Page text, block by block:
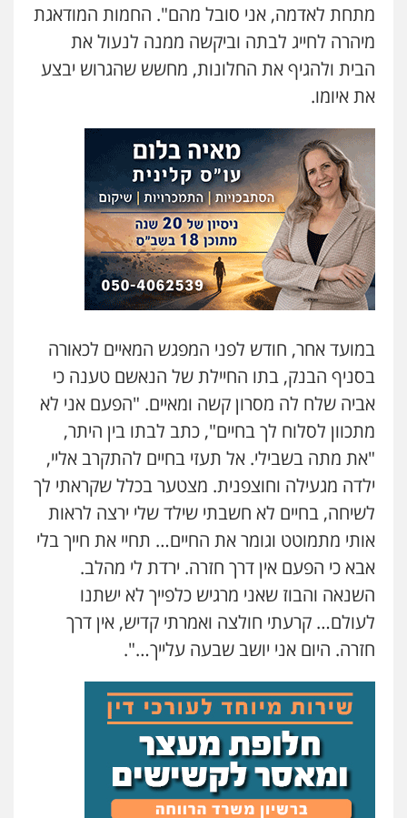
מתחת לאדמה, אני סובל מהם". החמות המודאגת
מיהרה לחייג לבתה וביקשה ממנה לנעול את
הבית ולהגיף את החלונות, מחשש שהגרוש יבצע
את איומו.
במועד אחר, חודש לפני המפגש המאיים לכאורה
בסניף הבנק, בתו החיילת של הנאשם טענה כי
אביה שלח לה מסרון קשה ומאיים. "הפעם אני לא
מתכוון לסלוח לך בחיים", כתב לבתו בין היתר,
"את מתה בשבילי. אל תעזי בחיים להתקרב אליי,
ילדה מגעילה וחוצפנית. מצטער בכלל שקראתי לך
לשיחה, בחיים לא חשבתי שילד שלי ירצה לראות
אותי מתמוטט וגומר את החיים… תחיי את חייך בלי
אבא כי הפעם אין דרך חזרה. ירדת לי מהלב.
השנאה והבוז שאני מרגיש כלפייך לא ישתנו
לעולם… קרעתי חולצה ואמרתי קדיש, אין דרך
חזרה. היום אני יושב שבעה עלייך…".